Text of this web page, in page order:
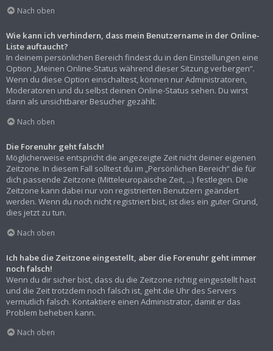
Nach oben
Wie kann ich verhindern, dass mein Benutzername in der Online-
Liste auftaucht?
In deinem persönlichen Bereich findest du in den Einstellungen eine
Option „Meinen Online-Status während dieser Sitzung verbergen“.
Wenn du diese Option einschaltest, können nur Administratoren,
Moderatoren und du selbst deinen Online-Status sehen. Du wirst
dann als unsichtbarer Besucher gezählt.
Nach oben
Die Forenuhr geht falsch!
Möglicherweise entspricht die angezeigte Zeit nicht deiner eigenen
Zeitzone. In diesem Fall solltest du im „Persönlichen Bereich“ die für
dich passende Zeitzone (Mitteleuropäische Zeit, ...) festlegen. Die
Zeitzone kann dabei nur von registrierten Benutzern geändert
werden. Wenn du noch nicht registriert bist, ist dies ein guter Grund,
dies jetzt zu tun.
Nach oben
Ich habe die Zeitzone eingestellt, aber die Forenuhr geht immer
noch falsch!
Wenn du dir sicher bist, dass du die Zeitzone richtig eingestellt hast
und die Zeit trotzdem noch falsch ist, geht die Uhr des Servers
vermutlich falsch. Kontaktiere einen Administrator, damit er das
Problem beheben kann.
Nach oben